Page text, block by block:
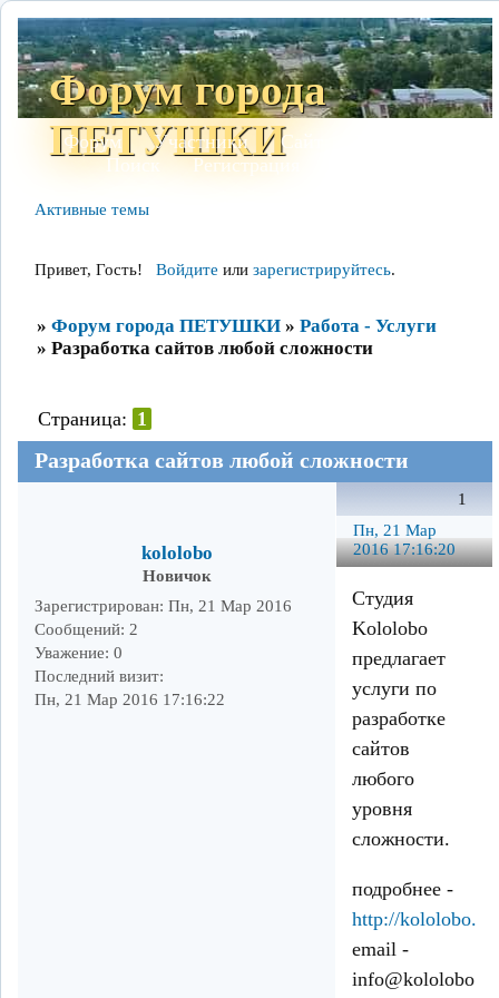
Форум города
ПЕТУШКИ
Форум Участники Сайт
Поиск
Регистрация
Активные темы
Привет, Гость! Войдите или зарегистрируйтесь.
» Форум города ПЕТУШКИ » Работа - Услуги
» Разработка сайтов любой сложности
Разработка сайтов любой сложности
Страница: 1
1
Пн, 21 Мар
2016 17:16:20
kololobo
Новичок
Зарегистрирован: Пн, 21 Мар 2016
Сообщений: 2
Уважение: 0
Последний визит:
Пн, 21 Мар 2016 17:16:22
Студия
Kololobo
предлагает
услуги по
разработке
сайтов
любого
уровня
сложности.
подробнее -
http://kololobo.ru
email -
info@kololobo.ru